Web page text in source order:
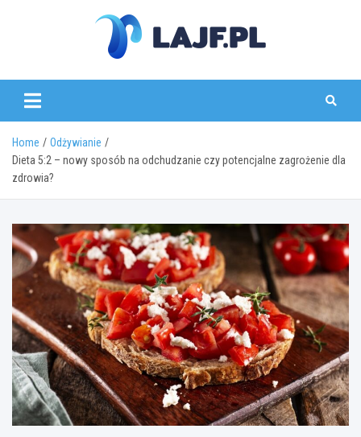
lajf.pl
Home
Odżywianie
Dieta 5:2 – nowy sposób na odchudzanie czy potencjalne zagrożenie dla
zdrowia?